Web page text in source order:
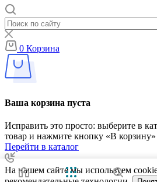
0 Корзина
Ваша корзина пуста
Исправить это просто: выберите в
товар и нажмите кнопку «В корзину»
Перейти в каталог
На нашем сайте мы используем